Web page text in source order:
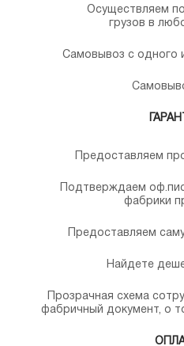
Осуществляем
грузов в
Самовывоз с одного
Предоставляем
Подтверждаем
фабрики
Предоставляем
Найдете
Прозрачная схема
фабричный документ, о